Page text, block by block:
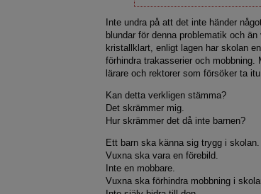
Inte undra på att det inte händer
blundar för denna problematik och
kristallklart, enligt lagen har skolan
förhindra trakasserier och mobbning.
lärare och rektorer som försöker ta
Kan detta verkligen stämma?
Det skrämmer mig.
Hur skrämmer det då inte barnen?
Ett barn ska känna sig trygg i skolan.
Vuxna ska vara en förebild.
Inte en mobbare.
Vuxna ska förhindra mobbning i